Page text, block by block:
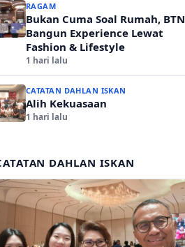
RAGAM
Bukan Cuma Soal Rumah, BTN
Bangun Experience Lewat
Fashion & Lifestyle
1 hari lalu
CATATAN DAHLAN ISKAN
Alih Kekuasaan
1 hari lalu
DAHLAN ISKAN